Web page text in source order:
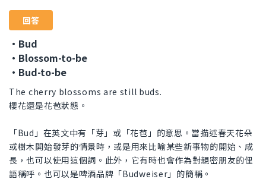
回答
・Bud
・Blossom-to-be
・Bud-to-be
The cherry blossoms are still buds.
櫻花還是花苞狀態。
「Bud」在英文中有「芽」或「花苞」的意思。當描述春天花朵
或樹木開始發芽的情景時，或是用來比喻某些新事物的開始、成
長，也可以使用這個詞。此外，它有時也會作為對親密朋友的俚
語稱呼。也可以是啤酒品牌「Budweiser」的簡稱。